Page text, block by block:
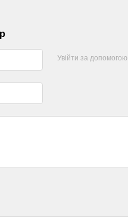
Увійти за допомогою